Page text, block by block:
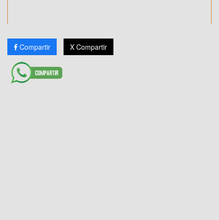
Compartir X Compartir